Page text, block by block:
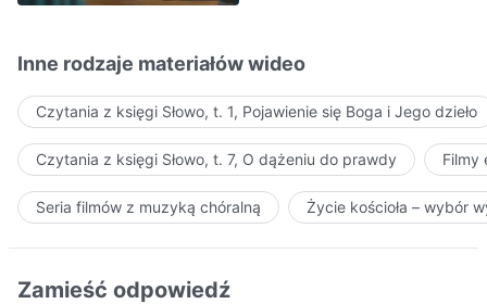
Inne rodzaje materiałów wideo
Czytania z księgi Słowo, t. 1, Pojawienie się Boga i Jego dzieło
Czytania z księgi Słowo, t. 7, O dążeniu do prawdy Filmy
Seria filmów z muzyką chóralną Życie kościoła – wybór
Zamieść odpowiedź